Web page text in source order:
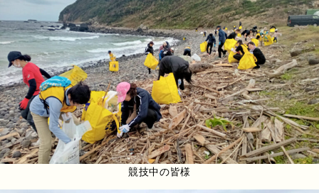
競技中の皆様